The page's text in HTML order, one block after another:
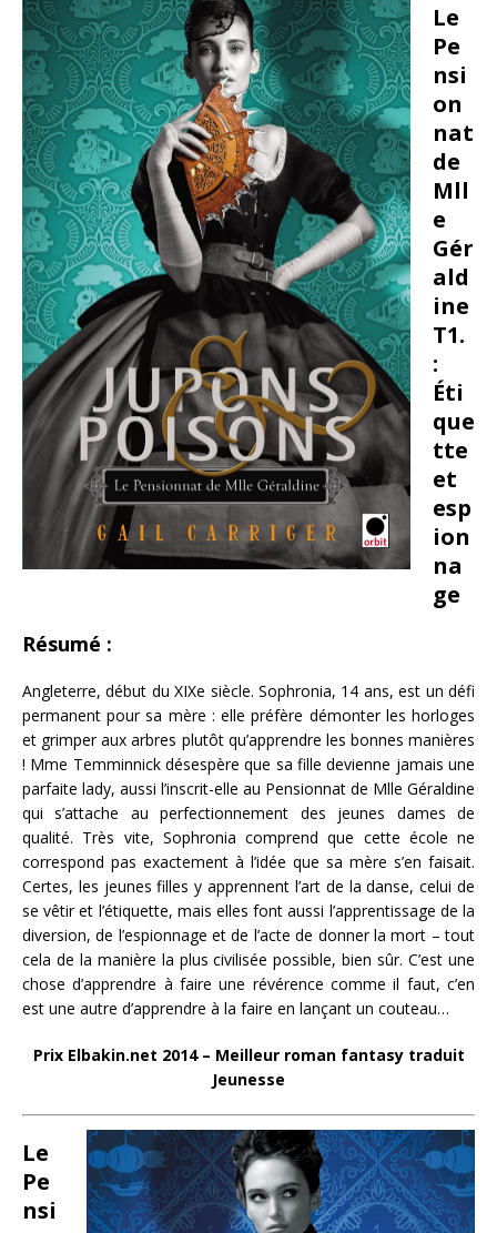
Le
Pe
nsi
on
nat
de
Mll
e
Gér
ald
ine
T1.
:
Éti
que
tte
et
esp
ion
na
ge
Résumé :
Angleterre, début du XIXe siècle. Sophronia, 14 ans, est un défi
permanent pour sa mère : elle préfère démonter les horloges
et grimper aux arbres plutôt qu’apprendre les bonnes manières
! Mme Temminnick désespère que sa fille devienne jamais une
parfaite lady, aussi l’inscrit-elle au Pensionnat de Mlle Géraldine
qui s’attache au perfectionnement des jeunes dames de
qualité. Très vite, Sophronia comprend que cette école ne
correspond pas exactement à l’idée que sa mère s’en faisait.
Certes, les jeunes filles y apprennent l’art de la danse, celui de
se vêtir et l’étiquette, mais elles font aussi l’apprentissage de la
diversion, de l’espionnage et de l’acte de donner la mort – tout
cela de la manière la plus civilisée possible, bien sûr. C’est une
chose d’apprendre à faire une révérence comme il faut, c’en
est une autre d’apprendre à la faire en lançant un couteau…
Prix Elbakin.net 2014 – Meilleur roman fantasy traduit
Jeunesse
Le
Pe
nsi